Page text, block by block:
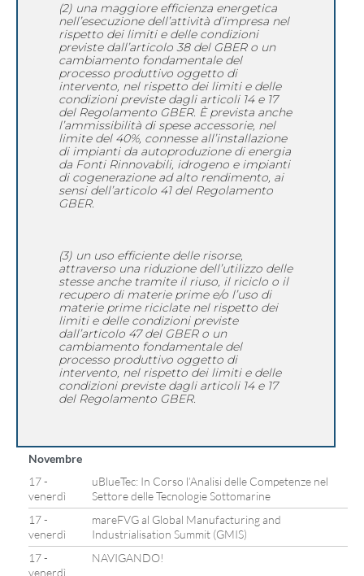
(2) una maggiore efficienza energetica
nell’esecuzione dell’attività d’impresa nel
rispetto dei limiti e delle condizioni
previste dall’articolo 38 del GBER o un
cambiamento fondamentale del
processo produttivo oggetto di
intervento, nel rispetto dei limiti e delle
condizioni previste dagli articoli 14 e 17
del Regolamento GBER. È prevista anche
l’ammissibilità di spese accessorie, nel
limite del 40%, connesse all’installazione
di impianti da autoproduzione di energia
da Fonti Rinnovabili, idrogeno e impianti
di cogenerazione ad alto rendimento, ai
sensi dell’articolo 41 del Regolamento
GBER.
(3) un uso efficiente delle risorse,
attraverso una riduzione dell’utilizzo delle
stesse anche tramite il riuso, il riciclo o il
recupero di materie prime e/o l’uso di
materie prime riciclate nel rispetto dei
limiti e delle condizioni previste
dall’articolo 47 del GBER o un
cambiamento fondamentale del
processo produttivo oggetto di
intervento, nel rispetto dei limiti e delle
condizioni previste dagli articoli 14 e 17
del Regolamento GBER.
Novembre
17 -
venerdì
uBlueTec: In Corso l’Analisi delle Competenze nel
Settore delle Tecnologie Sottomarine
17 -
venerdì
mareFVG al Global Manufacturing and
Industrialisation Summit (GMIS)
17 -
venerdì
NAVIGANDO!